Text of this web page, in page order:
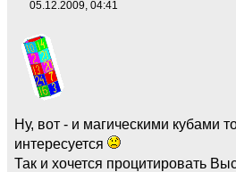
05.12.2009, 04:41
Ну, вот - и магическими кубами
интересуется
Так и хочется процитировать